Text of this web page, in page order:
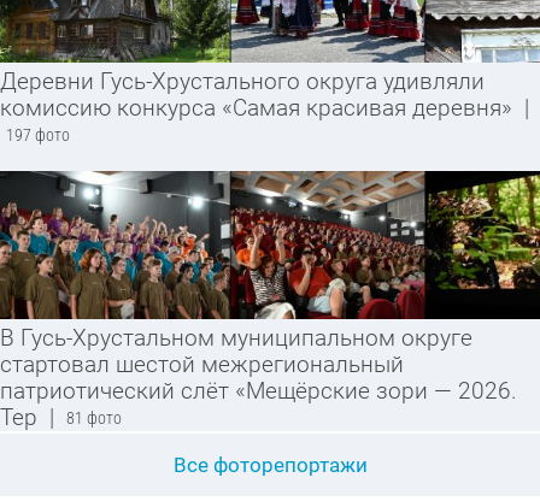
Деревни Гусь-Хрустального округа удивляли
комиссию конкурса «Самая красивая деревня» |
197 фото
В Гусь-Хрустальном муниципальном округе
стартовал шестой межрегиональный
патриотический слёт «Мещёрские зори — 2026.
Тер | 81 фото
Все фоторепортажи